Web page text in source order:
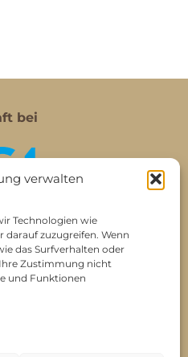
verwalten
Technologien wie
zuzugreifen. Wenn
das Surfverhalten oder
Ihre Zustimmung nicht
und Funktionen
bei